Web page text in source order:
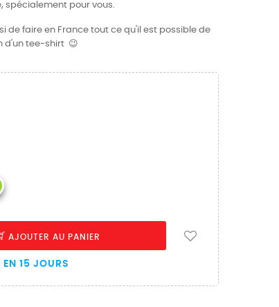
spécialement pour vous.
de faire en France tout ce qu'il est possible de
d'un tee-shirt 😉
AJOUTER AU PANIER
15 JOURS